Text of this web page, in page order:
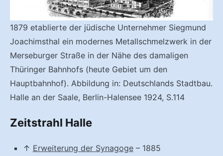
1879 etablierte der jüdische Unternehmer Siegmund
Joachimsthal ein modernes Metallschmelzwerk in der
Merseburger Straße in der Nähe des damaligen
Thüringer Bahnhofs (heute Gebiet um den
Hauptbahnhof). Abbildung in: Deutschlands Stadtbau.
Halle an der Saale, Berlin-Halensee 1924, S.114
Zeitstrahl Halle
↑ Erweiterung der Synagoge– 1885